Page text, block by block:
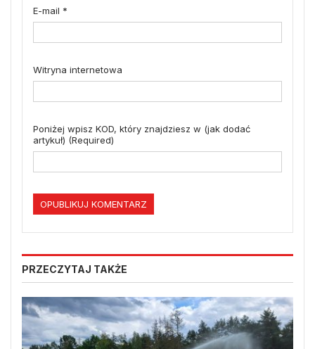
E-mail *
Witryna internetowa
Poniżej wpisz KOD, który znajdziesz w (jak dodać
artykuł) (Required)
PRZECZYTAJ TAKŻE